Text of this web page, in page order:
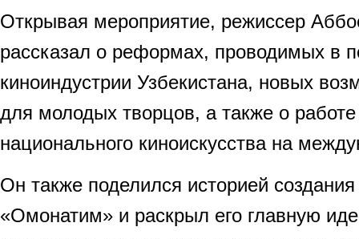
Открывая мероприятие, режиссер
рассказал о реформах, проводимых в
киноиндустрии Узбекистана, новых
для молодых творцов, а также о
национального киноискусства на
Он также поделился историей
«Омонатим» и раскрыл его главную